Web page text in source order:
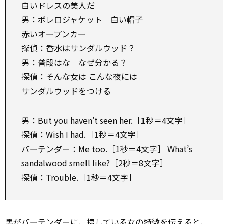
白いドレスの美人だ
男：ボレロジャケット 白い帽子
赤いオープンカー
探偵：香水はサンダルウッド？
男：普段はな なぜ分かる？
探偵：そんな女は こんな夜には
サンダルウッドをつける
男：But you haven’t seen her.［1秒＝4文字］
探偵：Wish I had.［1秒＝4文字］
バーテンダー：Me too.［1秒＝4文字］ What’s
sandalwood smell like?［2秒＝8文字］
探偵：Trouble.［1秒＝4文字］